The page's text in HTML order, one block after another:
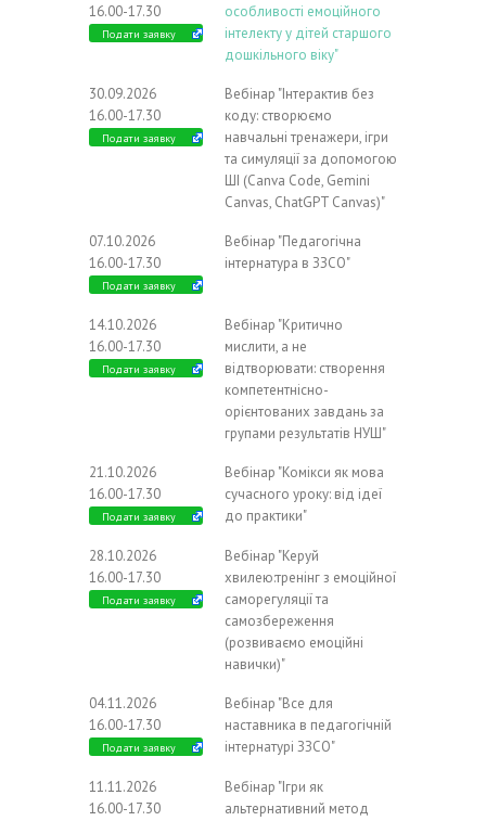
16.00-17.30
Подати заявку
особливості емоційного
інтелекту у дітей старшого
дошкільного віку"
30.09.2026
16.00-17.30
Подати заявку
Вебінар "Інтерактив без
коду: створюємо
навчальні тренажери, ігри
та симуляції за допомогою
ШІ (Canva Code, Gemini
Canvas, ChatGPT Canvas)"
07.10.2026
16.00-17.30
Подати заявку
Вебінар "Педагогічна
інтернатура в ЗЗСО"
14.10.2026
16.00-17.30
Подати заявку
Вебінар "Критично
мислити, а не
відтворювати: створення
компетентнісно-
орієнтованих завдань за
групами результатів НУШ"
21.10.2026
16.00-17.30
Подати заявку
Вебінар "Комікси як мова
сучасного уроку: від ідеї
до практики"
28.10.2026
16.00-17.30
Подати заявку
Вебінар "Керуй
хвилею:тренінг з емоційної
саморегуляції та
самозбереження
(розвиваємо емоційні
навички)"
04.11.2026
16.00-17.30
Подати заявку
Вебінар "Все для
наставника в педагогічній
інтернатурі ЗЗСО"
11.11.2026
16.00-17.30
Вебінар "Ігри як
альтернативний метод